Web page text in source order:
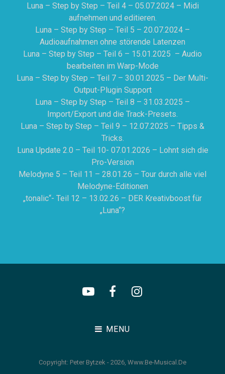
Luna – Step by Step – Teil 4 – 05.07.2024 – Midi
aufnehmen und editieren.
Luna – Step by Step – Teil 5 – 20.07.2024 –
Audioaufnahmen ohne störende Latenzen
Luna – Step by Step – Teil 6 – 15.01.2025 – Audio
bearbeiten im Warp-Mode
Luna – Step by Step – Teil 7 – 30.01.2025 – Der Multi-
Output-Plugin Support
Luna – Step by Step – Teil 8 – 31.03.2025 –
Import/Export und die Track-Presets.
Luna – Step by Step – Teil 9 – 12.07.2025 – Tipps &
Tricks.
Luna Update 2.0 – Teil 10- 07.01.2026 – Lohnt sich die
Pro-Version
Melodyne 5 – Teil 11 – 28.01.26 – Tour durch alle viel
Melodyne-Editionen
„tonalic“- Teil 12 – 13.02.26 – DER Kreativboost für
„Luna“?
YouTubeFacebookInstagram
MENU
Copyright: Peter Bytzek - 2026, Www.be-Musical.de